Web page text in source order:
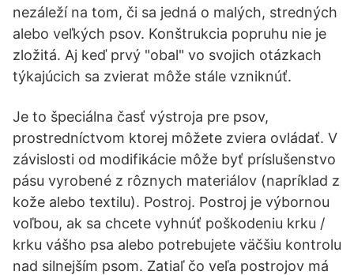
nezáleží na tom, či sa jedná o malých, stredných
alebo veľkých psov. Konštrukcia popruhu nie je
zložitá. Aj keď prvý "obal" vo svojich otázkach
týkajúcich sa zvierat môže stále vzniknúť.
Je to špeciálna časť výstroja pre psov,
prostredníctvom ktorej môžete zviera ovládať. V
závislosti od modifikácie môže byť príslušenstvo
pásu vyrobené z rôznych materiálov (napríklad z
kože alebo textilu). Postroj. Postroj je výbornou
voľbou, ak sa chcete vyhnúť poškodeniu krku /
krku vášho psa alebo potrebujete väčšiu kontrolu
nad silnejším psom. Zatiaľ čo veľa postrojov má